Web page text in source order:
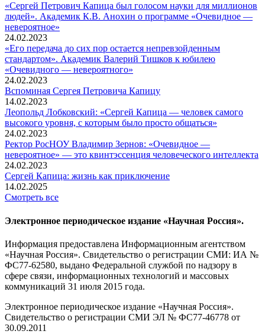
«Сергей Петрович Капица был голосом науки для миллионов
людей». Академик К.В. Анохин о программе «Очевидное —
невероятное»
24.02.2023
«Его передача до сих пор остается непревзойденным
стандартом». Академик Валерий Тишков к юбилею
«Очевидного — невероятного»
24.02.2023
Вспоминaя Сергея Петровича Капицу
14.02.2023
Леопольд Лобковский: «Сергей Капица — человек самого
высокого уровня, с которым было просто общаться»
24.02.2023
Ректор РосНОУ Владимир Зернов: «Очевидное —
невероятное» — это квинтэссенция человеческого интеллекта
24.02.2023
Сергей Капица: жизнь как приключение
14.02.2025
Смотреть все
Электронное периодическое издание «Научная Россия».
Информация предоставлена Информационным агентством
«Научная Россия». Свидетельство о регистрации СМИ: ИА №
ФС77-62580, выдано Федеральной службой по надзору в
сфере связи, информационных технологий и массовых
коммуникаций 31 июля 2015 года.
Электронное периодическое издание «Научная Россия».
Свидетельство о регистрации СМИ ЭЛ № ФС77-46778 от
30.09.2011